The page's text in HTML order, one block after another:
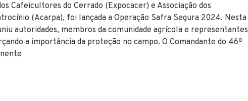
Cafeicultores do Cerrado (Expocacer) e Associação dos
(Acarpa), foi lançada a Operação Safra Segura 2024. Nesta
autoridades, membros da comunidade agrícola e representantes
a importância da proteção no campo. O Comandante do 46º